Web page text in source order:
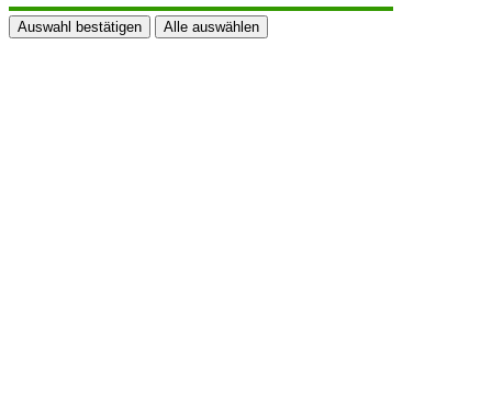
Auswahl bestätigen Alle auswählen